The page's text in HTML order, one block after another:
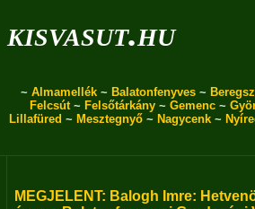
kisvasut.hu
~ Almamellék ~ Balatonfenyves ~
Felcsút~ Felsőtárkány ~ Gemenc ~
Lillafüred ~ Mesztegnyő ~ Nagycenk ~
MEGJELENT: Balogh Imre: